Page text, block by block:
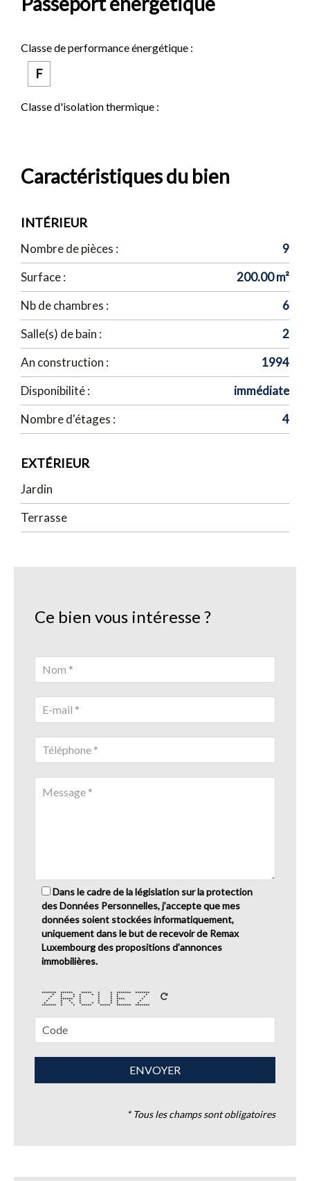
Classe de performance énergétique :
F
Classe d'isolation thermique :
Caractéristiques du bien
INTÉRIEUR
Nombre de pièces :
9
Surface :
200.00 m²
Nb de chambres :
6
Salle(s) de bain :
2
An construction :
1994
Disponibilité :
immédiate
Nombre d'étages :
4
EXTÉRIEUR
Jardin
Terrasse
Ce bien vous intéresse ?
Dans le cadre de la législation sur la protection
des Données Personnelles, j’accepte que mes
données soient stockées informatiquement,
uniquement dans le but de recevoir de Remax
Luxembourg des propositions d’annonces
immobilières.
******* ****** ***** * * ******* *******
* * * * * * * * *
* * * * * * * *
* ****** * * * **** *
* * * * * * * *
* * * * * * * * *
******* * * ***** ***** ******* *******
* Tous les champs sont obligatoires